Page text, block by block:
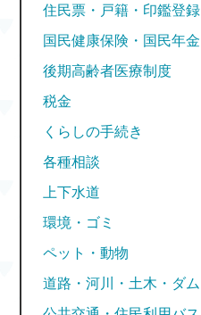
住民票・戸籍・印鑑登録
国民健康保険・国民年金
後期高齢者医療制度
税金
くらしの手続き
各種相談
上下水道
環境・ゴミ
ペット・動物
道路・河川・土木・ダム